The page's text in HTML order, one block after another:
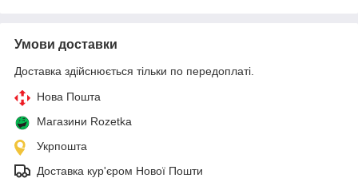
Умови доставки
Доставка здійснюється тільки по передоплаті.
Нова Пошта
Магазини Rozetka
Укрпошта
Доставка кур'єром Нової Пошти